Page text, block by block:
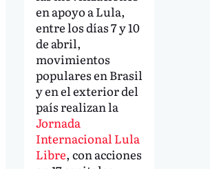
en apoyo a Lula,
entre los días 7 y 10
de abril,
movimientos
populares en Brasil
y en el exterior del
país realizan la
Jornada
Internacional Lula
Libre, con acciones